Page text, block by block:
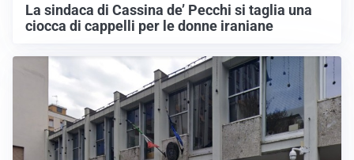
La sindaca di Cassina de’ Pecchi si taglia una
ciocca di cappelli per le donne iraniane